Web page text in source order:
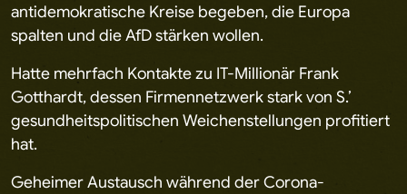
antidemokratische Kreise begeben, die Europa
spalten und die AfD stärken wollen.
Hatte mehrfach Kontakte zu IT-Millionär Frank
Gotthardt, dessen Firmennetzwerk stark von S.’
gesundheitspolitischen Weichenstellungen profitiert
hat.
Geheimer Austausch während der Corona-